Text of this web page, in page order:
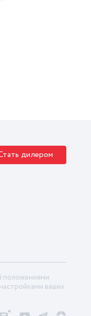
дилером
положениями
ваших